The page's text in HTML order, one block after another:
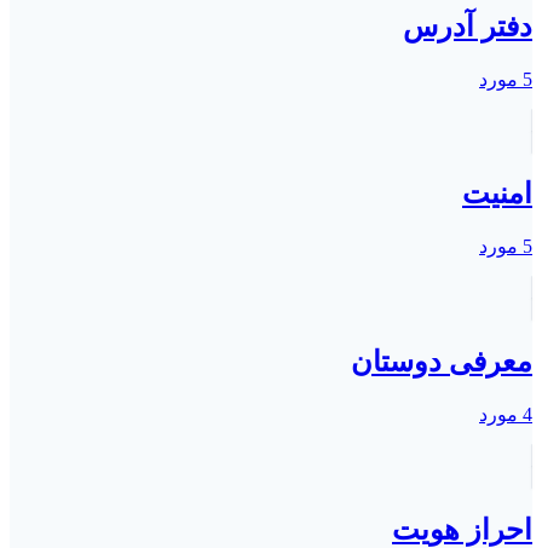
دفتر آدرس
5 مورد
امنیت
5 مورد
معرفی دوستان
4 مورد
احراز هویت